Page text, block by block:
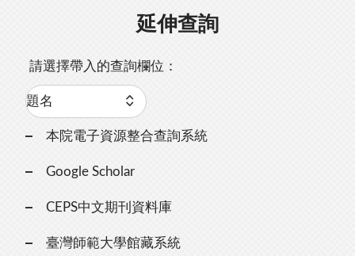
延伸查詢
請選擇帶入的查詢欄位：
本院電子資源整合查詢系統
Google Scholar
CEPS中文期刊資料庫
臺灣師範大學館藏系統